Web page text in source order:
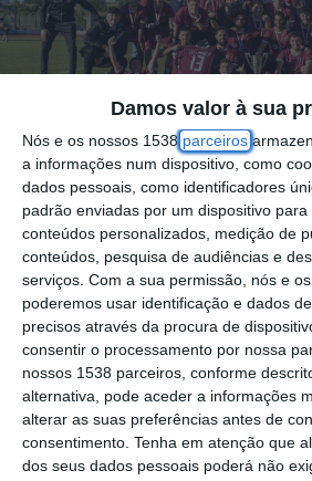
Damos valor à sua
Nós e os nossos 1538 parceiros
a informações num dispositivo, como
dados pessoais, como identificadores
padrão enviadas por um dispositivo
conteúdos personalizados, medição de
conteúdos, pesquisa de audiências e
serviços. Com a sua permissão, nós e
poderemos usar identificação e dados
precisos através da procura de
consentir o processamento por nossa
nossos 1538 parceiros, conforme
alternativa, pode aceder a informações
alterar as suas preferências antes de
consentimento. Tenha em atenção que
dos seus dados pessoais poderá não
O CD Fátima sagrou-se
após vencer em casa do
por 1-2, na tarde de
Os fatimenses têm assim
regresso aos escalões
Os fatimenses somaram 71
jornadas do Campeonato